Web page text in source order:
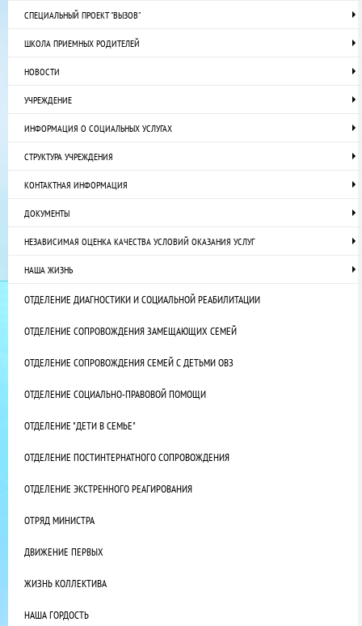
СПЕЦИАЛЬНЫЙ ПРОЕКТ "ВЫЗОВ"
ШКОЛА ПРИЕМНЫХ РОДИТЕЛЕЙ
НОВОСТИ
УЧРЕЖДЕНИЕ
ИНФОРМАЦИЯ О СОЦИАЛЬНЫХ УСЛУГАХ
СТРУКТУРА УЧРЕЖДЕНИЯ
КОНТАКТНАЯ ИНФОРМАЦИЯ
ДОКУМЕНТЫ
НЕЗАВИСИМАЯ ОЦЕНКА КАЧЕСТВА УСЛОВИЙ ОКАЗАНИЯ УСЛУГ
НАША ЖИЗНЬ
ОТДЕЛЕНИЕ ДИАГНОСТИКИ И СОЦИАЛЬНОЙ РЕАБИЛИТАЦИИ
ОТДЕЛЕНИЕ СОПРОВОЖДЕНИЯ ЗАМЕЩАЮЩИХ СЕМЕЙ
ОТДЕЛЕНИЕ СОПРОВОЖДЕНИЯ СЕМЕЙ С ДЕТЬМИ ОВЗ
ОТДЕЛЕНИЕ СОЦИАЛЬНО-ПРАВОВОЙ ПОМОЩИ
ОТДЕЛЕНИЕ "ДЕТИ В СЕМЬЕ"
ОТДЕЛЕНИЕ ПОСТИНТЕРНАТНОГО СОПРОВОЖДЕНИЯ
ОТДЕЛЕНИЕ ЭКСТРЕННОГО РЕАГИРОВАНИЯ
ОТРЯД МИНИСТРА
ДВИЖЕНИЕ ПЕРВЫХ
ЖИЗНЬ КОЛЛЕКТИВА
НАША ГОРДОСТЬ